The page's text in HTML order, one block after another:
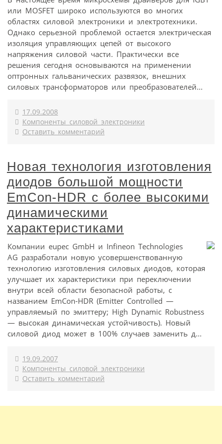
или MOSFET широко используются во многих
областях силовой электроники и электротехники.
Однако серьезной проблемой остается электрическая
изоляция управляющих цепей от высокого
напряжения силовой части. Практически все
решения сегодня основываются на применении
оптронных гальванических развязок, внешних
силовых трансформаторов или преобразователей...
17.09.2008
Компоненты силовой электроники
Оставить комментарий
Новая технология изготовления
диодов большой мощности
EmCon-HDR с более высокими
динамическими
характеристиками
Компании eupec GmbH и Infineon Technologies
AG разработали новую усовершенствованную
технологию изготовления силовых диодов, которая
улучшает их характеристики при переключении
внутри всей области безопасной работы, с
названием EmCon-HDR (Emitter Controlled —
управляемый по эмиттеру; High Dynamic Robustness
— высокая динамическая устойчивость). Новый
силовой диод может в 100% случаев заменить д...
19.09.2007
Компоненты силовой электроники
Оставить комментарий